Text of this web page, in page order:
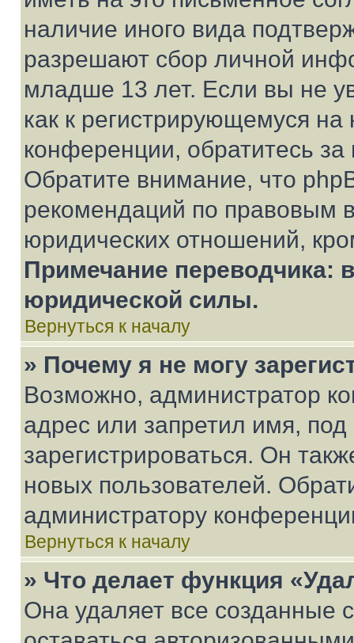
наличие иного вида
разрешают сбор личной
младше 13 лет. Если вы не
как к регистрирующемуся
конференции, обратитесь
Обратите внимание, что
рекомендаций по правовым
юридических отношений,
Примечание переводчика:
юридической силы.
Вернуться к началу
» Почему я не могу
Возможно, администратор
адрес или запретил имя,
зарегистрироваться. Он
новых пользователей.
администратору
Вернуться к началу
» Что делает функция
Она удаляет все созданные